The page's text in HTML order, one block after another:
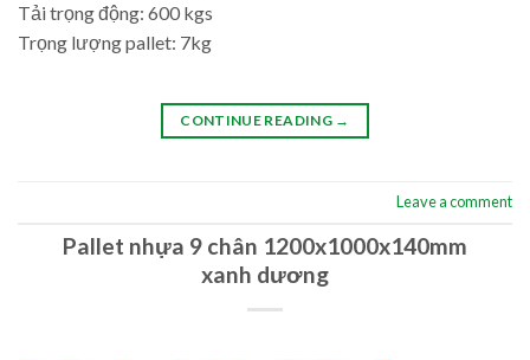
Tải trọng động: 600 kgs
Trọng lượng pallet: 7kg
CONTINUE READING →
Leave a comment
Pallet nhựa 9 chân 1200x1000x140mm
xanh dương